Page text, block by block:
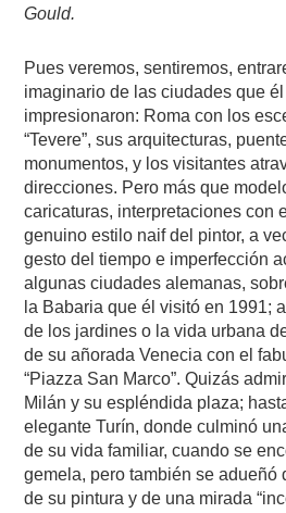
Gould.
Pues veremos, sentiremos,
imaginario de las ciudades que
impresionaron: Roma con los
“Tevere”, sus arquitecturas,
monumentos, y los visitantes
direcciones. Pero más que
caricaturas, interpretaciones con
genuino estilo naif del pintor, a
gesto del tiempo e imperfección
algunas ciudades alemanas,
la Babaria que él visitó en 1991;
de los jardines o la vida urbana
de su añorada Venecia con el
“Piazza San Marco”. Quizás
Milán y su espléndida plaza;
elegante Turín, donde culminó
de su vida familiar, cuando se
gemela, pero también se adueñó
de su pintura y de una mirada